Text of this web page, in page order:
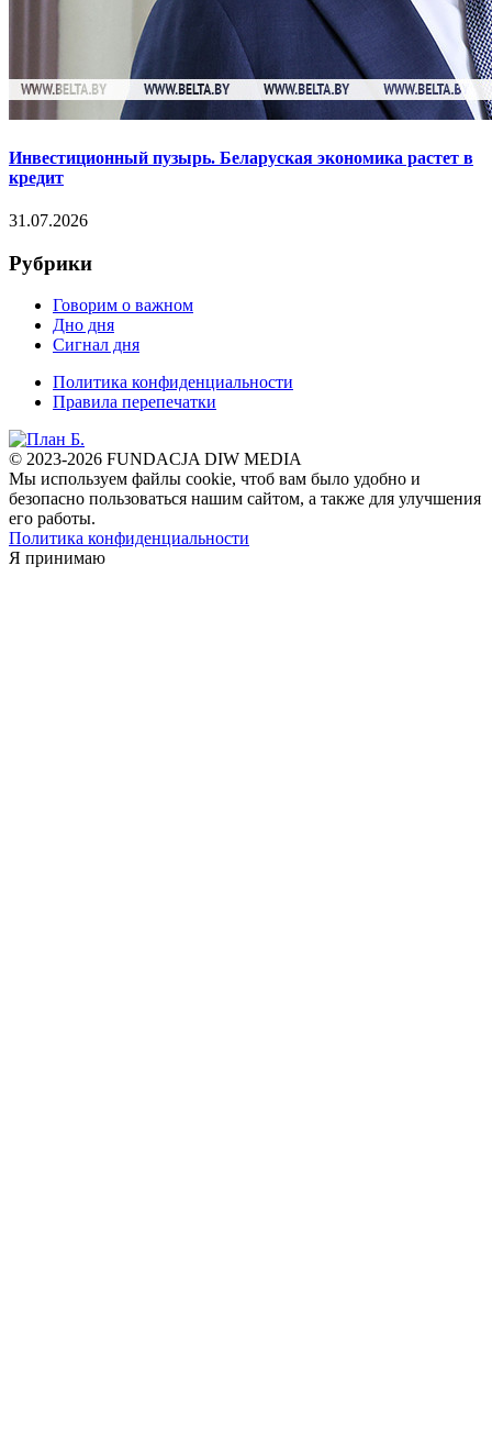
Инвестиционный пузырь. Беларуская экономика растет в
кредит
31.07.2026
Рубрики
Говорим о важном
Дно дня
Сигнал дня
Политика конфиденциальности
Правила перепечатки
© 2023-2026 FUNDACJA DIW MEDIA
Мы используем файлы cookie, чтоб вам было удобно и
безопасно пользоваться нашим сайтом, а также для улучшения
его работы.
Политика конфиденциальности
Я принимаю